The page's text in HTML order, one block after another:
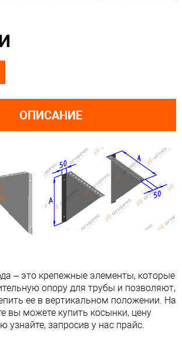
ОПИСАНИЕ
– это крепежные элементы, которые
опору для трубы и позволяют,
ее в вертикальном положении. На
вы можете купить косынки, цену
узнайте, запросив у нас прайс.